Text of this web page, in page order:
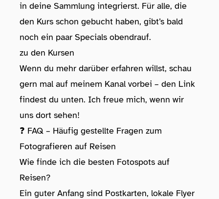
in deine Sammlung integrierst. Für alle, die
den Kurs schon gebucht haben, gibt’s bald
noch ein paar Specials obendrauf.
zu den Kursen
Wenn du mehr darüber erfahren willst, schau
gern mal auf meinem Kanal vorbei – den Link
findest du unten. Ich freue mich, wenn wir
uns dort sehen!
❓ FAQ – Häufig gestellte Fragen zum
Fotografieren auf Reisen
Wie finde ich die besten Fotospots auf
Reisen?
Ein guter Anfang sind Postkarten, lokale Flyer